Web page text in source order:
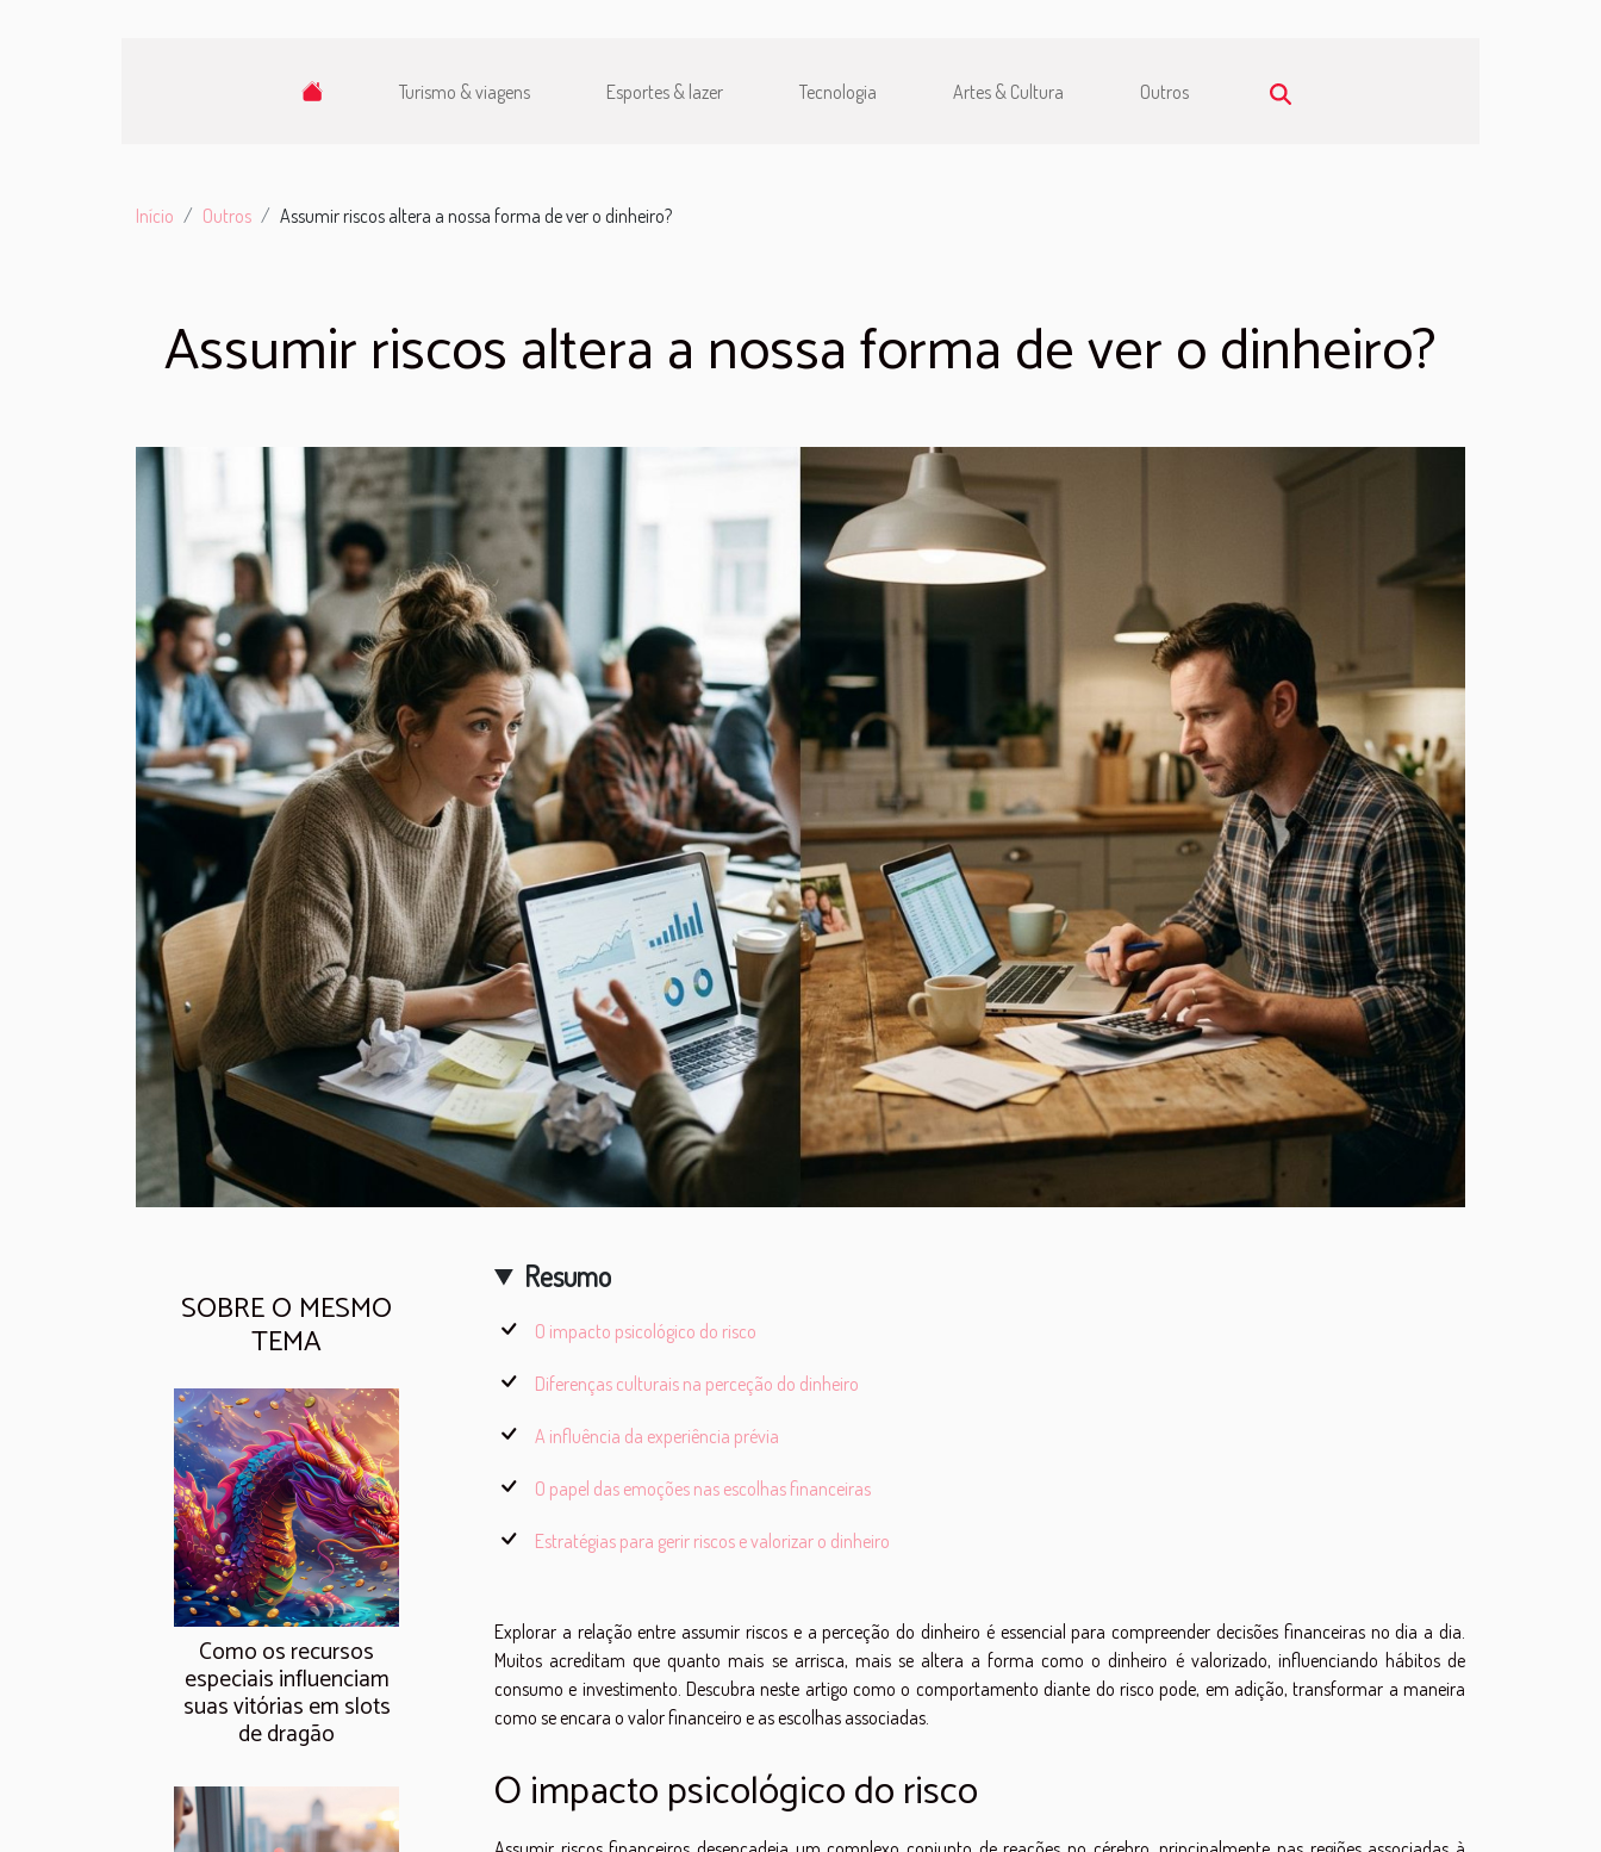
Turismo & viagens Esportes & lazer Tecnologia Artes & Cultura Outros
Início Outros Assumir riscos altera a nossa forma de ver o dinheiro?
Assumir riscos altera a nossa forma de ver o dinheiro?
SOBRE O MESMO
TEMA
Como os recursos
especiais influenciam
suas vitórias em slots
de dragão
Resumo
O impacto psicológico do risco
Diferenças culturais na perceção do dinheiro
A influência da experiência prévia
O papel das emoções nas escolhas financeiras
Estratégias para gerir riscos e valorizar o dinheiro
Explorar a relação entre assumir riscos e a perceção do dinheiro é essencial para compreender decisões financeiras no dia a dia.
Muitos acreditam que quanto mais se arrisca, mais se altera a forma como o dinheiro é valorizado, influenciando hábitos de
consumo e investimento. Descubra neste artigo como o comportamento diante do risco pode, em adição, transformar a maneira
como se encara o valor financeiro e as escolhas associadas.
O impacto psicológico do risco